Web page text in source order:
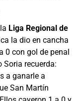
Liga Regional de
la dio en cancha
0 con gol de penal
Soria recuerda:
a ganarle a
San Martín